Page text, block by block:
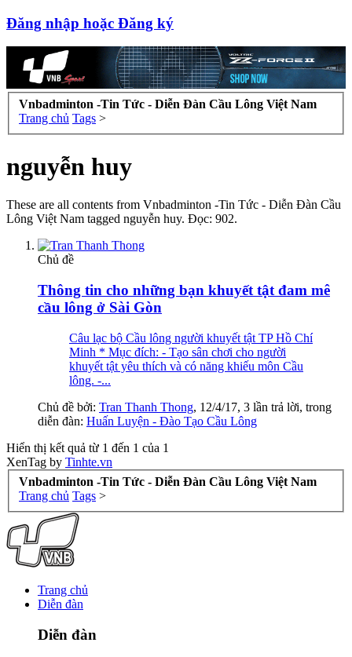
Đăng nhập hoặc Đăng ký
Vnbadminton -Tin Tức - Diễn Đàn Cầu Lông Việt Nam
Trang chủ Tags >
nguyễn huy
These are all contents from Vnbadminton -Tin Tức - Diễn Đàn Cầu
Lông Việt Nam tagged nguyễn huy. Đọc: 902.
Chủ đề
Thông tin cho những bạn khuyết tật đam mê
cầu lông ở Sài Gòn
Câu lạc bộ Cầu lông người khuyết tật TP Hồ Chí
Minh * Mục đích: - Tạo sân chơi cho người
khuyết tật yêu thích và có năng khiếu môn Cầu
lông. -...
Chủ đề bởi: Tran Thanh Thong, 12/4/17, 3 lần trả lời, trong
diễn đàn: Huấn Luyện - Đào Tạo Cầu Lông
Hiển thị kết quả từ 1 đến 1 của 1
XenTag by Tinhte.vn
Vnbadminton -Tin Tức - Diễn Đàn Cầu Lông Việt Nam
Trang chủ Tags >
Trang chủ
Diễn đàn
Diễn đàn